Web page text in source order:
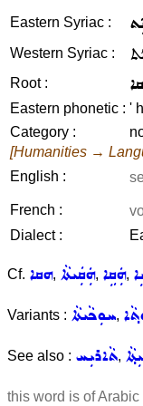
Eastern Syriac :
Western Syriac :
Root :
Eastern phonetic : '
Category :
[Humanities →
English :
French :
Dialect :
Cf. ܗܩܐ, ܗܲܩܲܝܬܵܐ, ܗܲܩܹܐ,
Variants : ܚܘܼܟܵܝܬܵܐ,
See also : ܬܵܐܪܝܼܚ,
this word is of